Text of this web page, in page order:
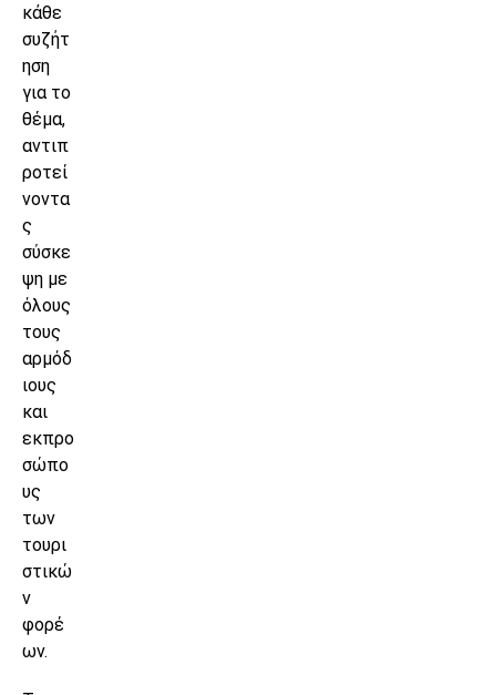
κάθε
συζήτ
ηση
για το
θέμα,
αντιπ
ροτεί
νοντα
ς
σύσκε
ψη με
όλους
τους
αρμόδ
ιους
και
εκπρο
σώπο
υς
των
τουρι
στικώ
ν
φορέ
ων.